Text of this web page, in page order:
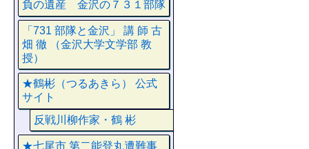
負の遺産 金沢の７３１部隊
「731 部隊と金沢」 講 師 古
畑 徹 （金沢大学文学部 教
授）
★鶴彬（つるあきら） 公式
サイト
反戦川柳作家・鶴 彬
★七尾市 第二能登丸遭難事